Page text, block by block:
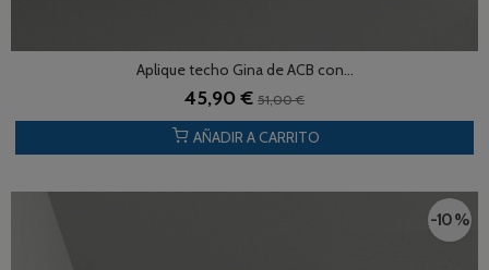
Aplique techo Gina de ACB con...
45,90 € 51,00 €
AÑADIR A CARRITO
-10 %